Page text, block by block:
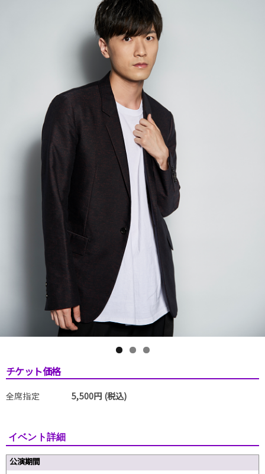
チケット価格
全席指定 5,500円 (税込)
イベント詳細
公演期間